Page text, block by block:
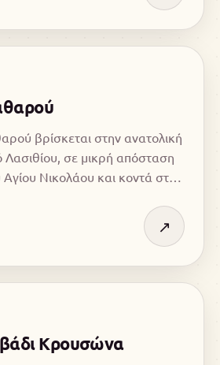
βρίσκεται στην ανατολική
Λασιθίου, σε μικρή απόσταση
Νικολάου και κοντά στο
↗
Κρουσώνα